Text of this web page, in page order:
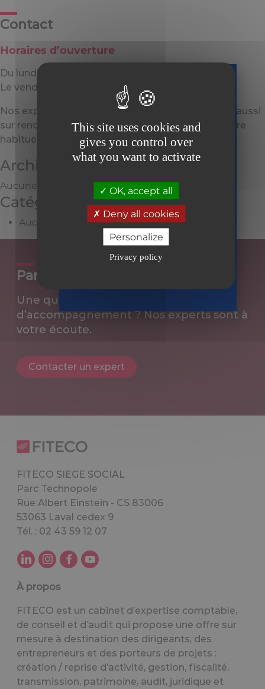
Contact
Horaires d’ouverture
Du lundi au jeudi : 8h30–12h30 / 13h30–17h30.
Le vendredi : 8h30–12h30 / 13h30–17h00.
Nos experts-comptables FITECO vous reçoivent aussi
sur rendez-vous en dehors des horaires d’ouverture
habituels.
Archives
Aucune archive à afficher.
Catégories
Aucune catégorie
Parlons de votre projet
Une question ou un besoin
d’accompagnement ? Nos experts sont à
votre écoute.
Contacter un expert
FITECO SIEGE SOCIAL
Parc Technopole
Rue Albert Einstein - CS 83006
53063 Laval cedex 9
Tél. : 02 43 59 12 07
À propos
FITECO est un cabinet d’expertise comptable,
de conseil et d’audit qui propose une offre sur
mesure à destination des dirigeants, des
entrepreneurs et des porteurs de projets :
création / reprise d’activité, gestion, fiscalité,
transmission, patrimoine, audit, juridique et
This site uses cookies and
gives you control over
what you want to activate
OK, accept all
Deny all cookies
Personalize
Privacy policy
Téléchargez
votre guide
sur la facture
électronique
Tous prêts
le 1er
septembre
2026
en toute
sérénité